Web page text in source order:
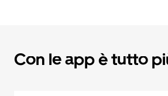
Con le app è tutto